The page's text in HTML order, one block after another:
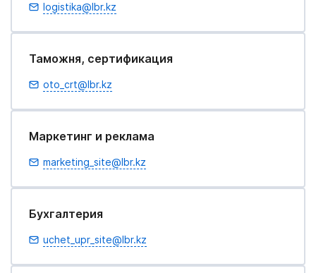
logistika@lbr.kz
Таможня, сертификация
oto_crt@lbr.kz
Маркетинг и реклама
marketing_site@lbr.kz
Бухгалтерия
uchet_upr_site@lbr.kz